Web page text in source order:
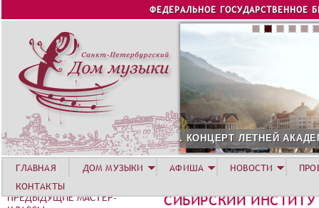
Jump to navigation
ФЕДЕРАЛЬНОЕ ГОСУДАРСТВЕННОЕ
АКАДЕМИИ. РОЗА ХУТОР СОЛИСТ АВГУСТА
СИБИРСКИЙ
ГЛАВНАЯ ДОМ МУЗЫКИ АФИША НОВОСТИ
КОНТАКТЫ
ПРЕДЫДУЩИЕ МАСТЕР-